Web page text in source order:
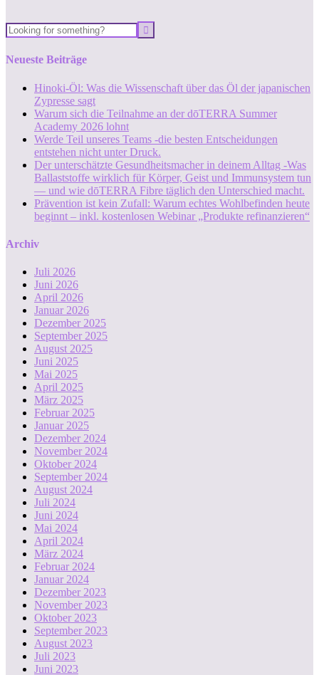
Neueste Beiträge
Hinoki-Öl: Was die Wissenschaft über das Öl der japanischen
Zypresse sagt
Warum sich die Teilnahme an der dōTERRA Summer
Academy 2026 lohnt
Werde Teil unseres Teams -die besten Entscheidungen
entstehen nicht unter Druck.
Der unterschätzte Gesundheitsmacher in deinem Alltag -Was
Ballaststoffe wirklich für Körper, Geist und Immunsystem tun
— und wie dōTERRA Fibre täglich den Unterschied macht.
Prävention ist kein Zufall: Warum echtes Wohlbefinden heute
beginnt – inkl. kostenlosen Webinar „Produkte refinanzieren“
Archiv
Juli 2026
Juni 2026
April 2026
Januar 2026
Dezember 2025
September 2025
August 2025
Juni 2025
Mai 2025
April 2025
März 2025
Februar 2025
Januar 2025
Dezember 2024
November 2024
Oktober 2024
September 2024
August 2024
Juli 2024
Juni 2024
Mai 2024
April 2024
März 2024
Februar 2024
Januar 2024
Dezember 2023
November 2023
Oktober 2023
September 2023
August 2023
Juli 2023
Juni 2023